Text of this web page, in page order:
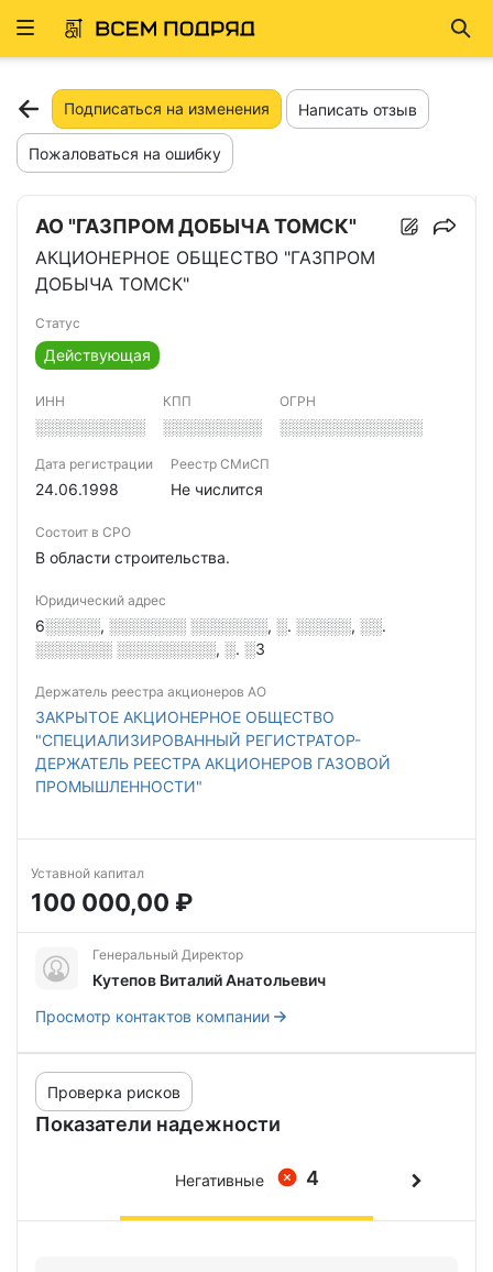
Развернуть
Подписаться на изменения Написать отзыв
Пожаловаться на ошибку
АО "ГАЗПРОМ ДОБЫЧА ТОМСК"
АКЦИОНЕРНОЕ ОБЩЕСТВО "ГАЗПРОМ
ДОБЫЧА ТОМСК"
Статус
Действующая
ИНН
░░░░░░░░░░
КПП
░░░░░░░░░
ОГРН
░░░░░░░░░░░░░
Дата регистрации
24.06.1998
Реестр СМиСП
Не числится
Состоит в СРО
В области строительства.
Юридический адрес
6░░░░░, ░░░░░░░ ░░░░░░░, ░. ░░░░░, ░░.
░░░░░░░ ░░░░░░░░░, ░. ░3
Держатель реестра акционеров АО
ЗАКРЫТОЕ АКЦИОНЕРНОЕ ОБЩЕСТВО
"СПЕЦИАЛИЗИРОВАННЫЙ РЕГИСТРАТОР-
ДЕРЖАТЕЛЬ РЕЕСТРА АКЦИОНЕРОВ ГАЗОВОЙ
ПРОМЫШЛЕННОСТИ"
Уставной капитал
100 000,00 ₽
Генеральный Директор
Кутепов Виталий Анатольевич
Просмотр контактов компании
Показатели надежности
Проверка рисков
4
Негативные